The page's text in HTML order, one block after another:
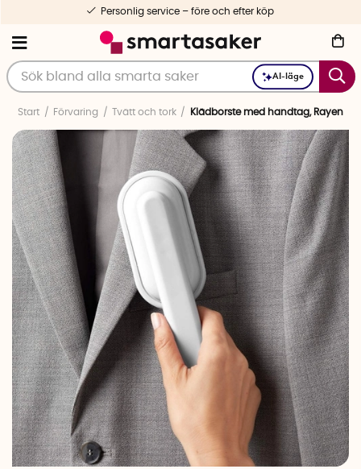
AI-läge
Personlig service – före och efter köp
Start Förvaring Tvätt och tork Klädborste med handtag, Rayen